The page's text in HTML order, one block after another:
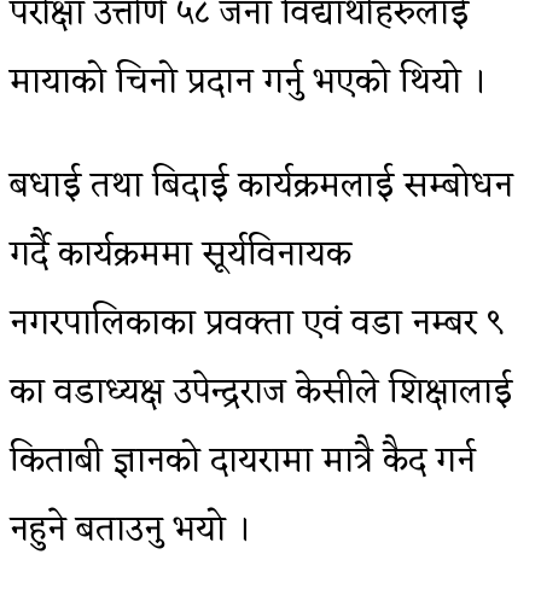
परीक्षा उत्तीर्ण ५८ जना विद्यार्थीहरुलाई
मायाको चिनो प्रदान गर्नु भएको थियो ।
बधाई तथा बिदाई कार्यक्रमलाई सम्बोधन
गर्दै कार्यक्रममा सूर्यविनायक
नगरपालिकाका प्रवक्ता एवं वडा नम्बर ९
का वडाध्यक्ष उपेन्द्रराज केसीले शिक्षालाई
किताबी ज्ञानको दायरामा मात्रै कैद गर्न
नहुने बताउनु भयो ।